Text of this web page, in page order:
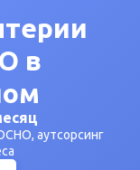
бизнеса
Аутсорсинг
зарплат
учет
бизнеса
в
аутсорсинг